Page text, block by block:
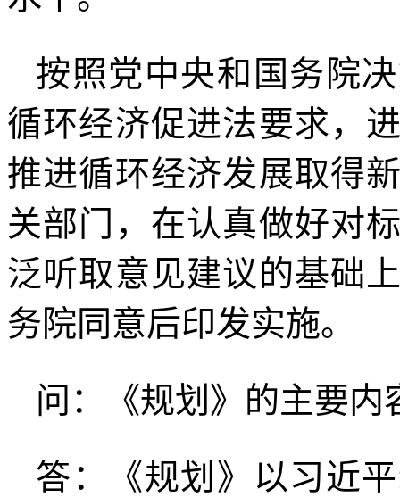
按照党中央和国务院
循环经济促进法要求，
推进循环经济发展取得
关部门，在认真做好对
泛听取意见建议的基础
务院同意后印发实施。
问：《规划》的主要内
答：《规划》以习近